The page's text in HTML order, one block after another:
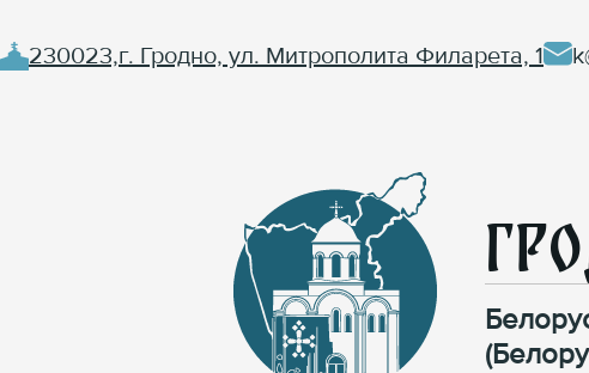
230023,г. Гродно, ул. Митрополита Филарета, 1